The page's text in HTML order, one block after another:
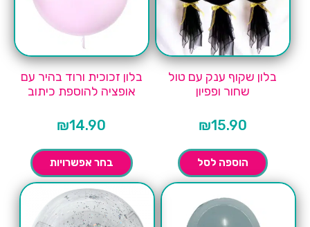
בלון שקוף ענק עם טול
שחור ופפיון
₪15.90
הוספה לסל
בלון זכוכית ורוד בהיר עם
אופציה להוספת כיתוב
₪14.90
בחר אפשרויות